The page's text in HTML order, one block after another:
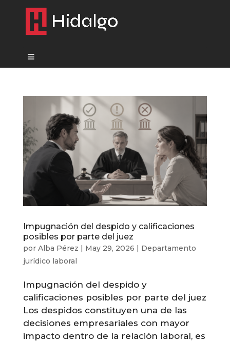
Impugnación del despido y calificaciones
posibles por parte del juez
por Alba Pérez | May 29, 2026 | Departamento
jurídico laboral
Impugnación del despido y
calificaciones posibles por parte del juez
Los despidos constituyen una de las
decisiones empresariales con mayor
impacto dentro de la relación laboral, es